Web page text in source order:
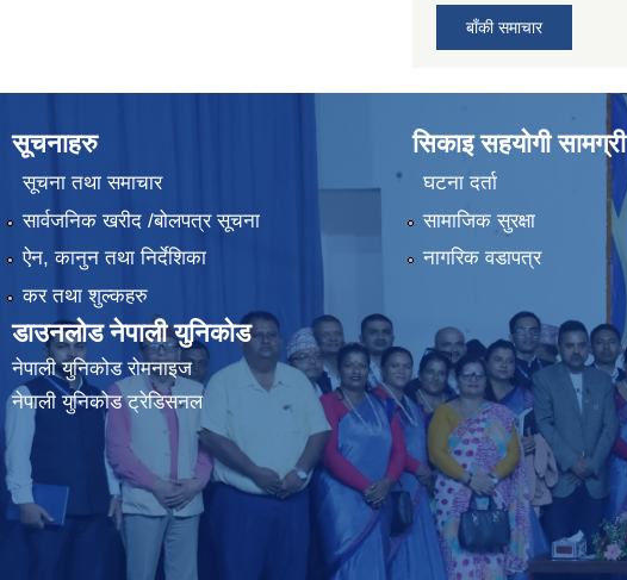
बाँकी समाचार
सूचनाहरु
सूचना तथा समाचार
सार्वजनिक खरीद /बोलपत्र सूचना
ऐन, कानुन तथा निर्देशिका
कर तथा शुल्कहरु
डाउनलोड नेपाली युनिकोड
नेपाली युनिकोड रोमनाइज
नेपाली युनिकोड ट्रेडिसनल
सिकाइ सहयोगी सामग्री
घटना दर्ता
सामाजिक सुरक्षा
नागरिक वडापत्र